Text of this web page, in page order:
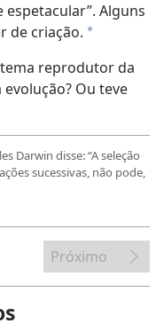
espetacular”. Alguns
de criação. *
reprodutor da
Ou teve
Darwin disse: “A seleção
sucessivas, não pode,
Próximo